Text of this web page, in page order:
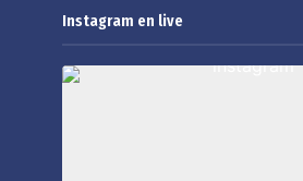
Instagram en live